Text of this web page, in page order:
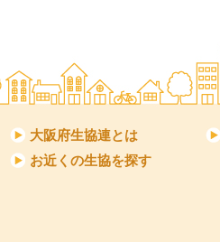
大阪府生協連とは
お近くの生協を探す